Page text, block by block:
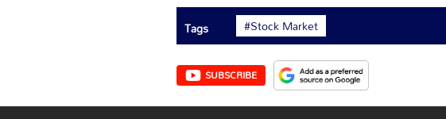
Tags #Stock Market
SUBSCRIBE